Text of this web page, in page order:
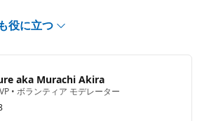
役に立つ
aka Murachi Akira
• ボランティア モデレーター